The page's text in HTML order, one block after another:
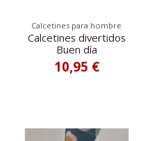
Calcetines para hombre
Calcetines divertidos
Buen día
10,95 €